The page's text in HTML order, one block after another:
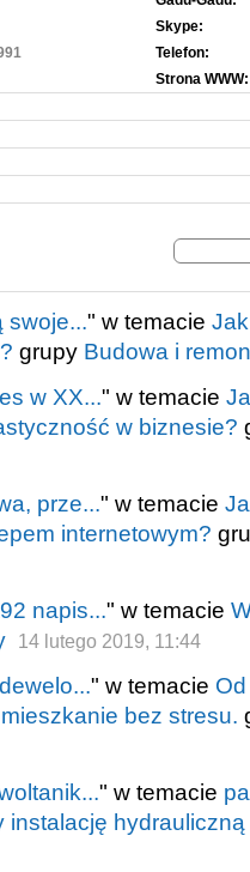
Skype:
Telefon:
Strona WWW:
swoje..." w temacie
grupy Budowa i
w XX..." w temacie
w biznesie?
prze..." w temacie
internetowym?
napis..." w temacie
14 lutego 2019, 11:44
" w temacie
bez stresu.
" w temacie
instalację